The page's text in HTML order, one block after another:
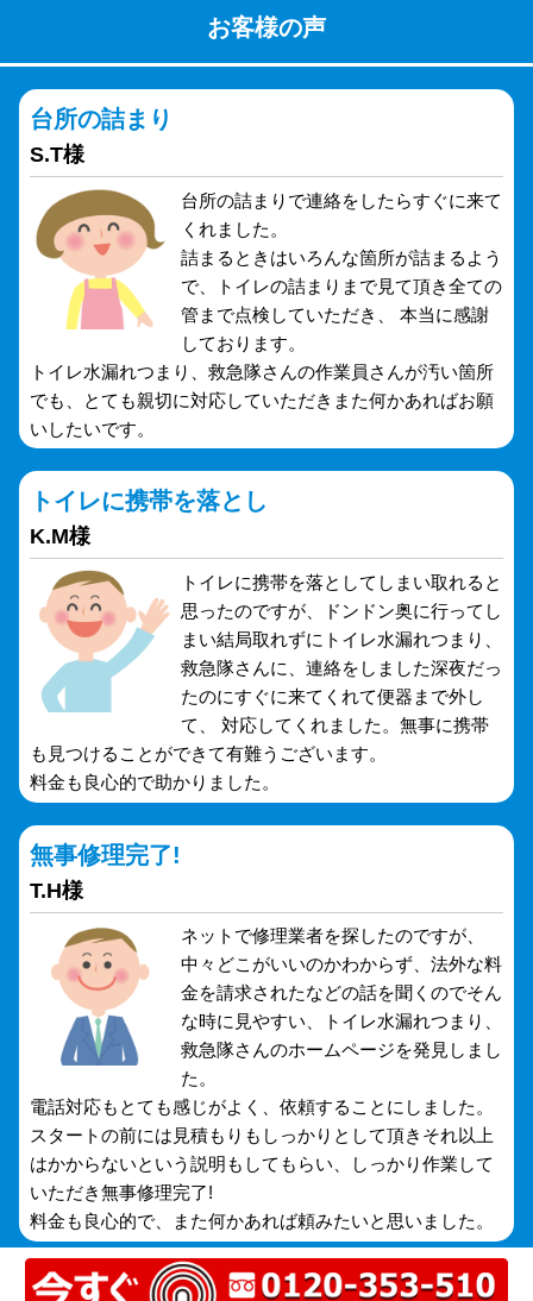
お客様の声
台所の詰まり
S.T様
台所の詰まりで連絡をしたらすぐに来て
くれました。
詰まるときはいろんな箇所が詰まるよう
で、トイレの詰まりまで見て頂き全ての
管まで点検していただき、 本当に感謝
しております。
トイレ水漏れつまり、救急隊さんの作業員さんが汚い箇所
でも、とても親切に対応していただきまた何かあればお願
いしたいです。
トイレに携帯を落とし
K.M様
トイレに携帯を落としてしまい取れると
思ったのですが、ドンドン奥に行ってし
まい結局取れずにトイレ水漏れつまり、
救急隊さんに、連絡をしました深夜だっ
たのにすぐに来てくれて便器まで外し
て、 対応してくれました。無事に携帯
も見つけることができて有難うございます。
料金も良心的で助かりました。
無事修理完了!
T.H様
ネットで修理業者を探したのですが、
中々どこがいいのかわからず、法外な料
金を請求されたなどの話を聞くのでそん
な時に見やすい、トイレ水漏れつまり、
救急隊さんのホームページを発見しまし
た。
電話対応もとても感じがよく、依頼することにしました。
スタートの前には見積もりもしっかりとして頂きそれ以上
はかからないという説明もしてもらい、しっかり作業して
いただき無事修理完了!
料金も良心的で、また何かあれば頼みたいと思いました。